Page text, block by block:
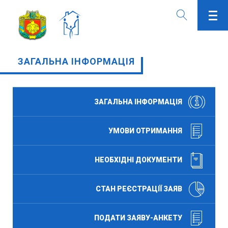
ЗАГАЛЬНА ІНФОРМАЦІЯ
ЗАГАЛЬНА ІНФОРМАЦІЯ
УМОВИ ОТРИМАННЯ
НЕОБХІДНІ ДОКУМЕНТИ
СТАН РЕЄСТРАЦІЇ ЗАЯВ
ПОДАТИ ЗАЯВУ-АНКЕТУ